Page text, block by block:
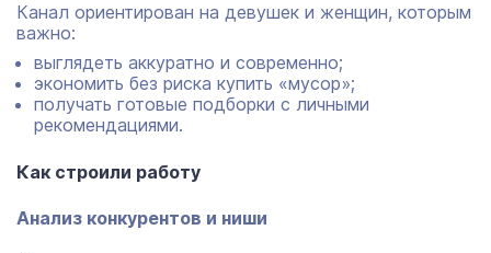
Канал ориентирован на девушек и женщин, которым
важно:
выглядеть аккуратно и современно;
экономить без риска купить «мусор»;
получать готовые подборки с личными
рекомендациями.
Как строили работу
Анализ конкурентов и ниши